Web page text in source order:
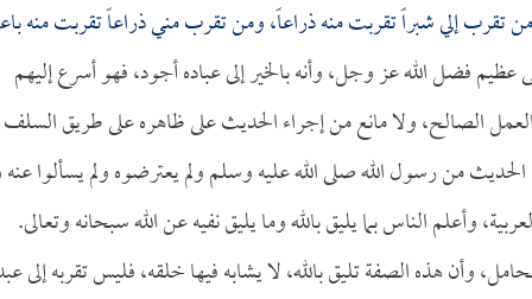
تقرب إلي شبراً تقربت منه ذراعاً، ومن تقرب مني ذراعاً تقربت منه
فضل الله عز وجل، وأنه بالخير إلى عباده أجود، فهو أسرع إليهم
الصالح، ولا مانع من إجراء الحديث على ظاهره على طريق السلف
من رسول الله صلى الله عليه وسلم ولم يعترضوه ولم يسألوا عنه
وأعلم الناس بما يليق بالله وما يليق نفيه عن الله سبحانه وتعالى.
وأن هذه الصفة تليق بالله، لا يشابه فيها خلقه، فليس تقربه إلى